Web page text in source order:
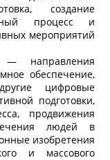
создание
процесс и
мероприятий
— направления
обеспечение,
цифровые
подготовки,
продвижения
людей в
изобретения
и массового